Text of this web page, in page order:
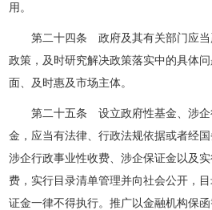
用。
第二十四条 政府及其有关部门应当
政策，及时研究解决政策落实中的具体
面、及时惠及市场主体。
第二十五条 设立政府性基金、涉企
金，应当有法律、行政法规依据或者经国
涉企行政事业性收费、涉企保证金以及
费，实行目录清单管理并向社会公开，
证金一律不得执行。推广以金融机构保函